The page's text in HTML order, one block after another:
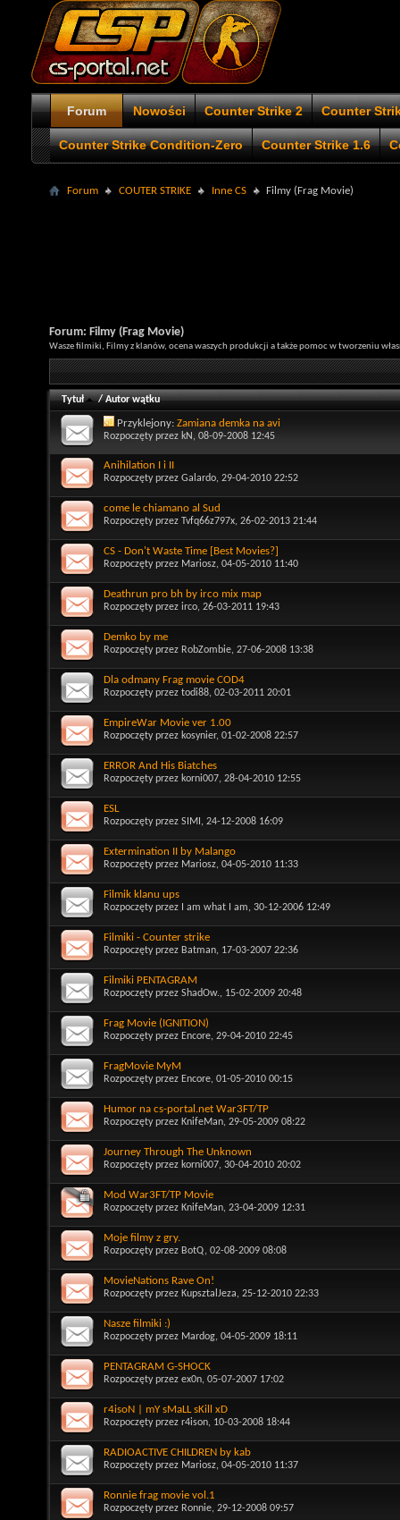
Forum Nowości Counter Strike 2 Counter
Counter Strike Condition-Zero Counter Strike 1.6
Forum COUTER STRIKE Inne CS Filmy (Frag Movie)
Forum: Filmy (Frag Movie)
Wasze filmiki, Filmy z klanów, ocena waszych produkcji a także pomoc w tworzeniu
Tytuł /Autor wątku
Przyklejony: Zamiana demka na avi
Rozpoczęty przez kN , 08-09-2008 12:45
Anihilation I i II
Rozpoczęty przez Galardo, 29-04-2010 22:52
come le chiamano al Sud
Rozpoczęty przez Tvfq66z797x, 26-02-2013 21:44
CS - Don't Waste Time [Best Movies?]
Rozpoczęty przez Mariosz, 04-05-2010 11:40
Deathrun pro bh by irco mix map
Rozpoczęty przez irco, 26-03-2011 19:43
Demko by me
Rozpoczęty przez RobZombie, 27-06-2008 13:38
Dla odmany Frag movie COD4
Rozpoczęty przez todi88, 02-03-2011 20:01
EmpireWar Movie ver 1.00
Rozpoczęty przez kosynier, 01-02-2008 22:57
ERROR And His Biatches
Rozpoczęty przez korni007, 28-04-2010 12:55
ESL
Rozpoczęty przez SIMI , 24-12-2008 16:09
Extermination II by Malango
Rozpoczęty przez Mariosz, 04-05-2010 11:33
Filmik klanu ups
Rozpoczęty przez I am what I am, 30-12-2006 12:49
Filmiki - Counter strike
Rozpoczęty przez Batman, 17-03-2007 22:36
Filmiki PENTAGRAM
Rozpoczęty przez ShadOw., 15-02-2009 20:48
Frag Movie (IGNITION)
Rozpoczęty przez Encore, 29-04-2010 22:45
FragMovie MyM
Rozpoczęty przez Encore, 01-05-2010 00:15
Humor na cs-portal.net War3FT/TP
Rozpoczęty przez KnifeMan, 29-05-2009 08:22
Journey Through The Unknown
Rozpoczęty przez korni007, 30-04-2010 20:02
Mod War3FT/TP Movie
Rozpoczęty przez KnifeMan, 23-04-2009 12:31
Moje filmy z gry.
Rozpoczęty przez BotQ, 02-08-2009 08:08
MovieNations Rave On!
Rozpoczęty przez KupsztalJeza, 25-12-2010 22:33
Nasze filmiki :)
Rozpoczęty przez Mardog, 04-05-2009 18:11
PENTAGRAM G-SHOCK
Rozpoczęty przez ex0n, 05-07-2007 17:02
r4isoN | mY sMaLL sKill xD
Rozpoczęty przez r4ison, 10-03-2008 18:44
RADIOACTIVE CHILDREN by kab
Rozpoczęty przez Mariosz, 04-05-2010 11:37
Ronnie frag movie vol.1
Rozpoczęty przez Ronnie, 29-12-2008 09:57